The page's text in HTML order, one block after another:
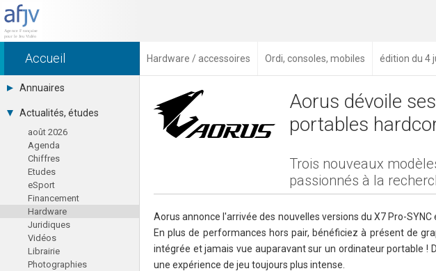
Accueil Hardware / accessoires Ordi, consoles, mobiles édition du 4
Annuaires
Toutes les sociétés (691)
Studios (418)
Editeurs (49)
Distributeurs (16)
Hard. / Accessoires (10)
Middlewares (15)
Prestataires (99)
Assoc. / Syndicats (21)
Formations / Ecoles (46)
Presse spécialisée (17)
Actualités, études
août 2026
Agenda
Chiffres
Etudes
eSport
Financement
Hardware
Juridiques
Vidéos
Librairie
Photographies
Aorus dévoile
portables
Trois nouveaux
passionnés à la
Aorus annonce l'arrivée des nouvelles versions du X7 Pro-
En plus de performances hors pair, bénéficiez à présent de
intégrée et jamais vue auparavant sur un ordinateur portable !
une expérience de jeu toujours plus intense.